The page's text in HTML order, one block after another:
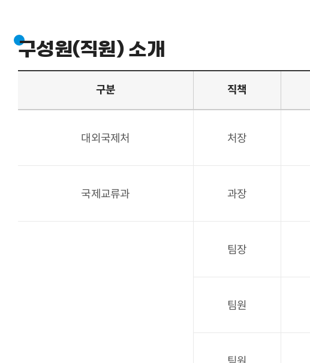
구성원(직원) 소개
구분 직책
대외국제처 처장
국제교류과 과장
팀장
팀원